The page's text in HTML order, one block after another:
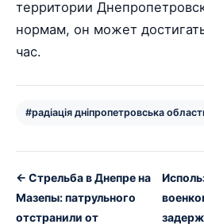
территории
нормам, он может
час.
#радіація дніпропетровська
← Стрельба в Днепре на
Мазепы: патрульного
отстранили от